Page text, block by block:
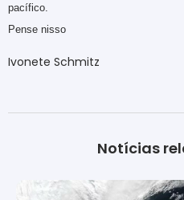
pacífico.
Pense nisso
Ivonete Schmitz
Notícias